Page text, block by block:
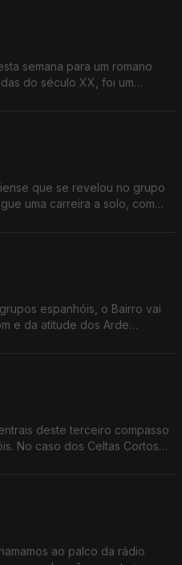
semana para um romano
do século XX, foi um
que se revelou no grupo
uma carreira a solo, com
espanhóis, o Bairro vai
e da atitude dos Arde
deste terceiro compasso
No caso dos Celtas Cortos,
ao palco da rádio